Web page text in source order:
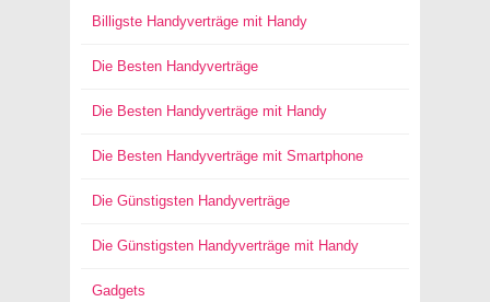
Billigste Handyverträge mit Handy
Die Besten Handyverträge
Die Besten Handyverträge mit Handy
Die Besten Handyverträge mit Smartphone
Die Günstigsten Handyverträge
Die Günstigsten Handyverträge mit Handy
Gadgets